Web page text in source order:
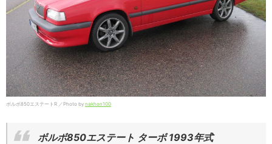
ボルボ850エステートR ／Photo by nakhon100
ボルボ850エステート ターボ 1993年式